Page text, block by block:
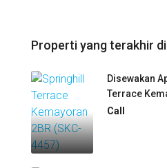
Properti yang terakhir
Disewakan
Terrace
Call